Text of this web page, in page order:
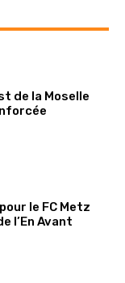
de la Moselle
le FC Metz
l’En Avant